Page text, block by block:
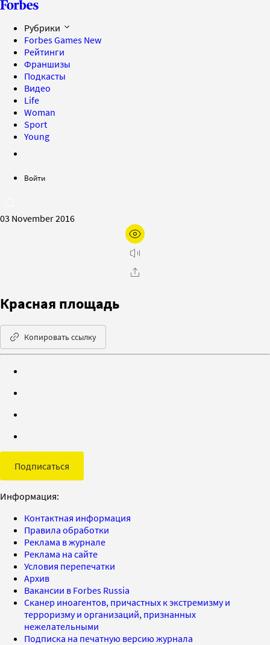
Рубрики
Forbes Games New
Рейтинги
Франшизы
Подкасты
Видео
Life
Woman
Sport
Young
Войти
03 November 2016
Красная площадь
Копировать ссылку
Подписаться
Информация:
Контактная информация
Правила обработки
Реклама в журнале
Реклама на сайте
Условия перепечатки
Архив
Вакансии в Forbes Russia
Сканер иноагентов, причастных к экстремизму и
терроризму и организаций, признанных
нежелательными
Подписка на печатную версию журнала